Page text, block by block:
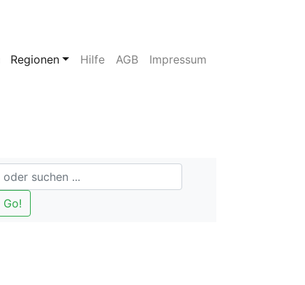
Regionen Hilfe AGB Impressum
Go!